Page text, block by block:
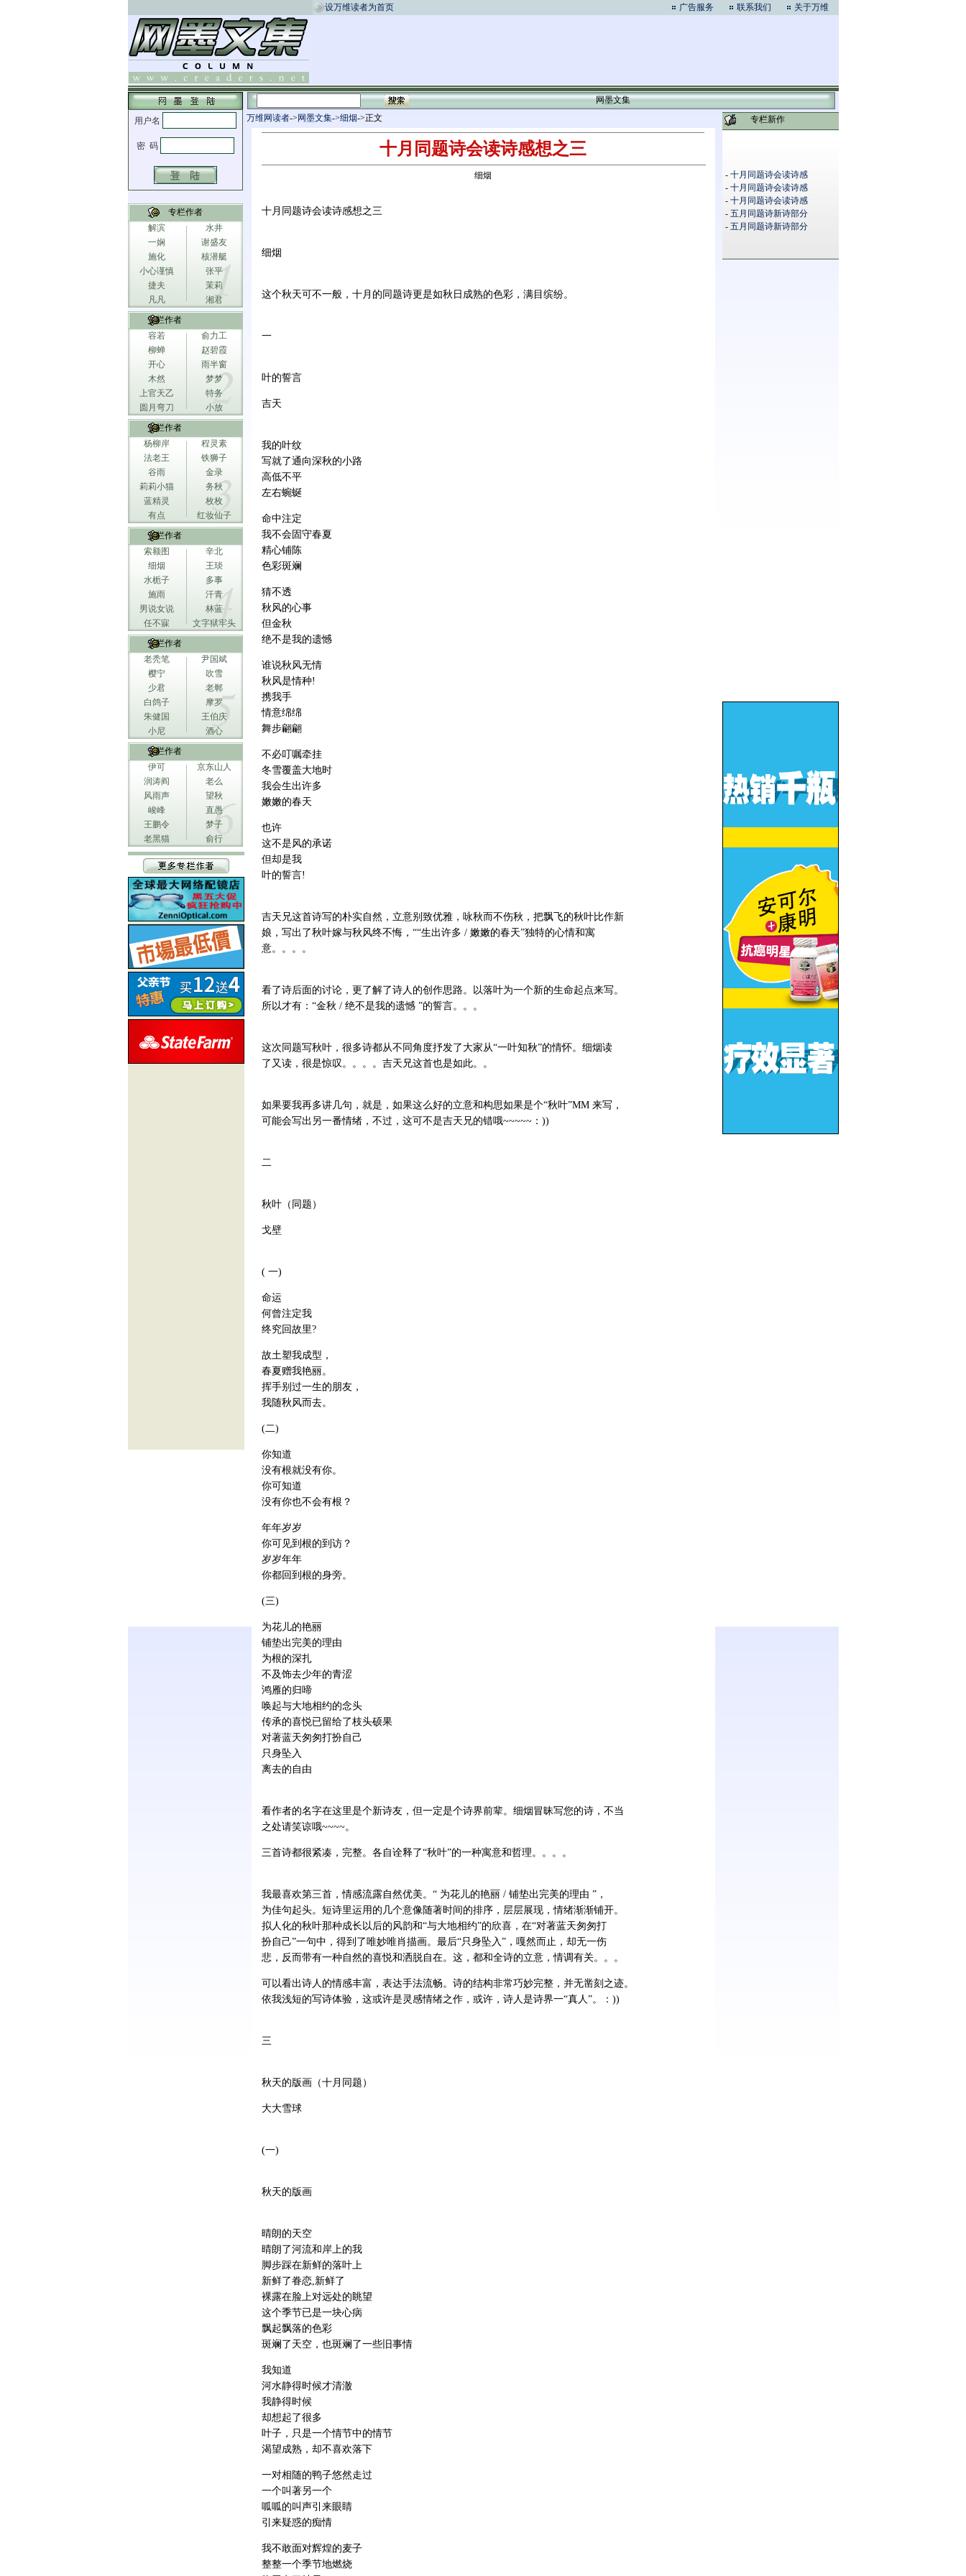
设万维读者为首页 广告服务 联系我们 关于万维
专栏作者
解滨
水井
一娴
谢盛友
施化
核潜艇
小心谨慎
张平
捷夫
茉莉
凡凡
湘君
专栏作者
容若
俞力工
柳蝉
赵碧霞
开心
雨半窗
木然
梦梦
上官天乙
特务
圆月弯刀
小放
专栏作者
杨柳岸
程灵素
法老王
铁狮子
谷雨
金录
莉莉小猫
务秋
蓝精灵
枚枚
有点
红妆仙子
专栏作者
索额图
辛北
细烟
王琰
水栀子
多事
施雨
汗青
男说女说
林蓝
任不寐
文字狱牢头
专栏作者
老秃笔
尹国斌
樱宁
吹雪
少君
老郸
白鸽子
摩罗
朱健国
王伯庆
小尼
酒心
专栏作者
伊可
京东山人
润涛阎
老么
风雨声
望秋
峻峰
直愚
王鹏令
梦子
老黑猫
俞行
网墨文集
万维网读者-> 网墨文集->细烟->正文 专栏新作
- 十月同题诗会读诗感
- 十月同题诗会读诗感
- 十月同题诗会读诗感
- 五月同题诗新诗部分
- 五月同题诗新诗部分
十月同题诗会读诗感想之三
细烟
十月同题诗会读诗感想之三
细烟
这个秋天可不一般，十月的同题诗更是如秋日成熟的色彩，满目缤纷。
一
叶的誓言
吉天
我的叶纹
写就了通向深秋的小路
高低不平
左右蜿蜒
命中注定
我不会固守春夏
精心铺陈
色彩斑斓
猜不透
秋风的心事
但金秋
绝不是我的遗憾
谁说秋风无情
秋风是情种!
携我手
情意绵绵
舞步翩翩
不必叮嘱牵挂
冬雪覆盖大地时
我会生出许多
嫩嫩的春天
也许
这不是风的承诺
但却是我
叶的誓言!
吉天兄这首诗写的朴实自然，立意别致优雅，咏秋而不伤秋，把飘飞的秋叶比作新
娘，写出了秋叶嫁与秋风终不悔，““生出许多 / 嫩嫩的春天”独特的心情和寓
意。。。。
看了诗后面的讨论，更了解了诗人的创作思路。以落叶为一个新的生命起点来写。
所以才有：“金秋 / 绝不是我的遗憾 ”的誓言。。。
这次同题写秋叶，很多诗都从不同角度抒发了大家从“一叶知秋”的情怀。细烟读
了又读，很是惊叹。。。。吉天兄这首也是如此。。
如果要我再多讲几句，就是，如果这么好的立意和构思如果是个“秋叶”MM 来写，
可能会写出另一番情绪，不过，这可不是吉天兄的错哦~~~~~：))
二
秋叶（同题）
戈壁
( 一)
命运
何曾注定我
终究回故里?
故土塑我成型，
春夏赠我艳丽。
挥手别过一生的朋友，
我随秋风而去。
(二)
你知道
没有根就没有你。
你可知道
没有你也不会有根？
年年岁岁
你可见到根的到访？
岁岁年年
你都回到根的身旁。
(三)
为花儿的艳丽
铺垫出完美的理由
为根的深扎
不及饰去少年的青涩
鸿雁的归啼
唤起与大地相约的念头
传承的喜悦已留给了枝头硕果
对著蓝天匆匆打扮自己
只身坠入
离去的自由
看作者的名字在这里是个新诗友，但一定是个诗界前辈。细烟冒昧写您的诗，不当
之处请笑谅哦~~~~。
三首诗都很紧凑，完整。各自诠释了“秋叶”的一种寓意和哲理。。。。
我最喜欢第三首，情感流露自然优美。“ 为花儿的艳丽 / 铺垫出完美的理由 ”，
为佳句起头。短诗里运用的几个意像随著时间的排序，层层展现，情绪渐渐铺开。
拟人化的秋叶那种成长以后的风韵和“与大地相约”的欣喜，在“对著蓝天匆匆打
扮自己”一句中，得到了唯妙唯肖描画。最后“只身坠入”，嘎然而止，却无一伤
悲，反而带有一种自然的喜悦和洒脱自在。这，都和全诗的立意，情调有关。。。
可以看出诗人的情感丰富，表达手法流畅。诗的结构非常巧妙完整，并无凿刻之迹。
依我浅短的写诗体验，这或许是灵感情绪之作，或许，诗人是诗界一“真人”。：))
三
秋天的版画（十月同题）
大大雪球
(一)
秋天的版画
晴朗的天空
晴朗了河流和岸上的我
脚步踩在新鲜的落叶上
新鲜了眷恋,新鲜了
裸露在脸上对远处的眺望
这个季节已是一块心病
飘起飘落的色彩
斑斓了天空，也斑斓了一些旧事情
我知道
河水静得时候才清澈
我静得时候
却想起了很多
叶子，只是一个情节中的情节
渴望成熟，却不喜欢落下
一对相随的鸭子悠然走过
一个叫著另一个
呱呱的叫声引来眼睛
引来疑惑的痴情
我不敢面对辉煌的麦子
整整一个季节地燃烧